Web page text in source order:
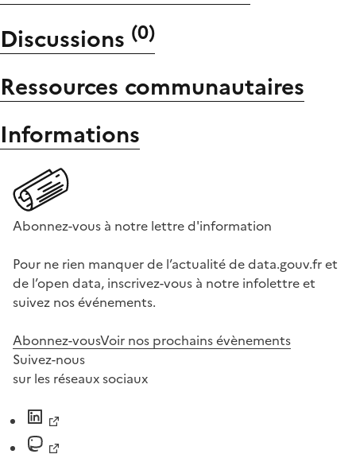
Discussions (0)
Ressources communautaires
Informations
Abonnez-vous à notre lettre d'information
Pour ne rien manquer de l’actualité de data.gouv.fr et
de l’open data, inscrivez-vous à notre infolettre et
suivez nos événements.
Abonnez-vousVoir nos prochains évènements
Suivez-nous
sur les réseaux sociaux